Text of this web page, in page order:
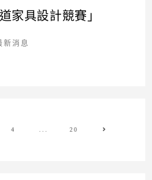
家具設計競賽」
新消息
4 20 Go to the